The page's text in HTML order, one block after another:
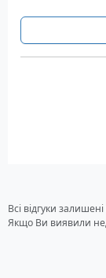
Всі відгуки
Якщо Ви виявили